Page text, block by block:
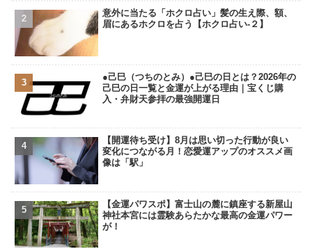
意外に当たる「ホクロ占い」髪の生え際、額、
眉にあるホクロを占う【ホクロ占い‐２】
●己巳（つちのとみ）●己巳の日とは？2026年の
己巳の日一覧と金運が上がる理由｜宝くじ購
入・弁財天参拝の最強開運日
【開運待ち受け】8月は思い切った行動が良い
変化につながる月！恋愛運アップのオススメ画
像は「駅」
【金運パワスポ】富士山の麓に鎮座する新屋山
神社本宮には霊験あらたかな最高の金運パワー
が！